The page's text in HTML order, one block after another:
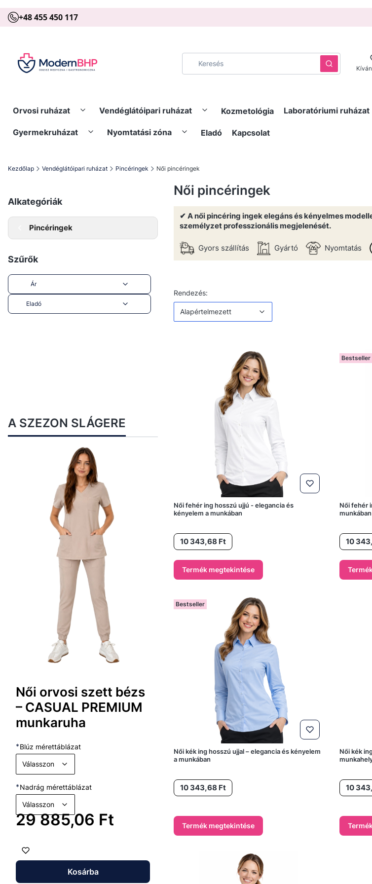
+48 455 450 117
TörlésKeresés
Orvosi ruházat Vendéglátóipari ruházat Kozmetológia Laboratóriumi ruházat
Gyermekruházat Nyomtatási zóna Eladó Kapcsolat
Kezdőlap Vendéglátóipari ruházat Pincéringek Női pincéringek
Alkategóriák
Pincéringek
Szűrők
Ár
Eladó
A SZEZON SLÁGERE
Női orvosi szett bézs
– CASUAL PREMIUM
munkaruha
*Blúz mérettáblázat
Válasszon
*Nadrág mérettáblázat
Válasszon
Ár
29 885,06 Ft
Kosárba
Női pincéringek
✔ A női pincéring ingek elegáns és kényelmes
személyzet professzionális megjelenését.
Gyors szállítás Gyártó Nyomtatás
Termékek listája
Rendezés:
Alapértelmezett
Női fehér ing hosszú ujjú - elegancia és
kényelem a munkában
Ár10 343,68 Ft
Termék megtekintése
Bestseller
Női fehér
munkában
Ár10
Bestseller
Női kék ing hosszú ujjal – elegancia és kényelem
a munkában
Ár10 343,68 Ft
Termék megtekintése
Női kék
Ár10